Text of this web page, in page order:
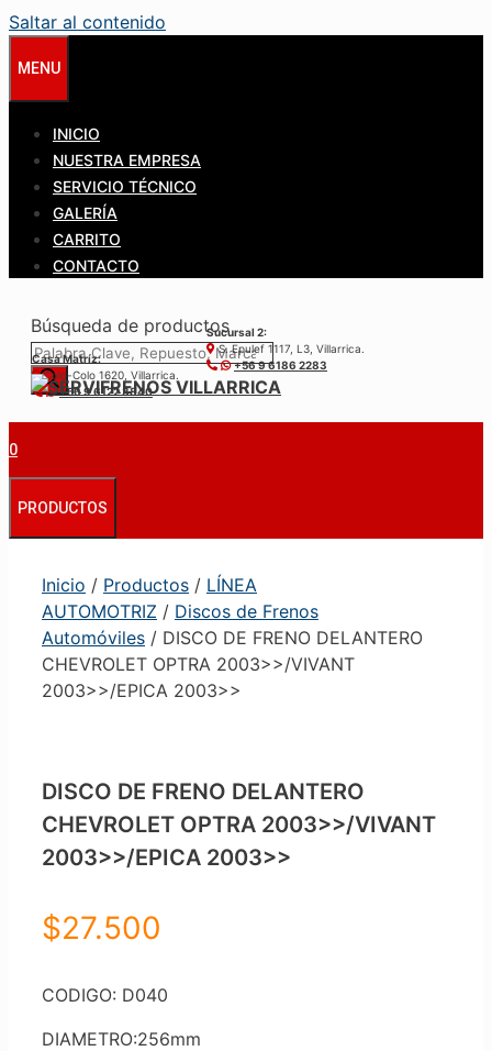
Saltar al contenido
MENU
INICIO
NUESTRA EMPRESA
SERVICIO TÉCNICO
GALERÍA
CARRITO
CONTACTO
Búsqueda de productos
Casa Matríz:
Colo-Colo 1620, Villarrica.
+56 9 6122 3840
Sucursal 2:
S. Epulef 1117, L3, Villarrica.
+56 9 6186 2283
0
PRODUCTOS
Inicio / Productos / LÍNEA
AUTOMOTRIZ / Discos de Frenos
Automóviles / DISCO DE FRENO DELANTERO
CHEVROLET OPTRA 2003>>/VIVANT
2003>>/EPICA 2003>>
DISCO DE FRENO DELANTERO
CHEVROLET OPTRA 2003>>/VIVANT
2003>>/EPICA 2003>>
$27.500
CODIGO: D040
DIAMETRO:256mm